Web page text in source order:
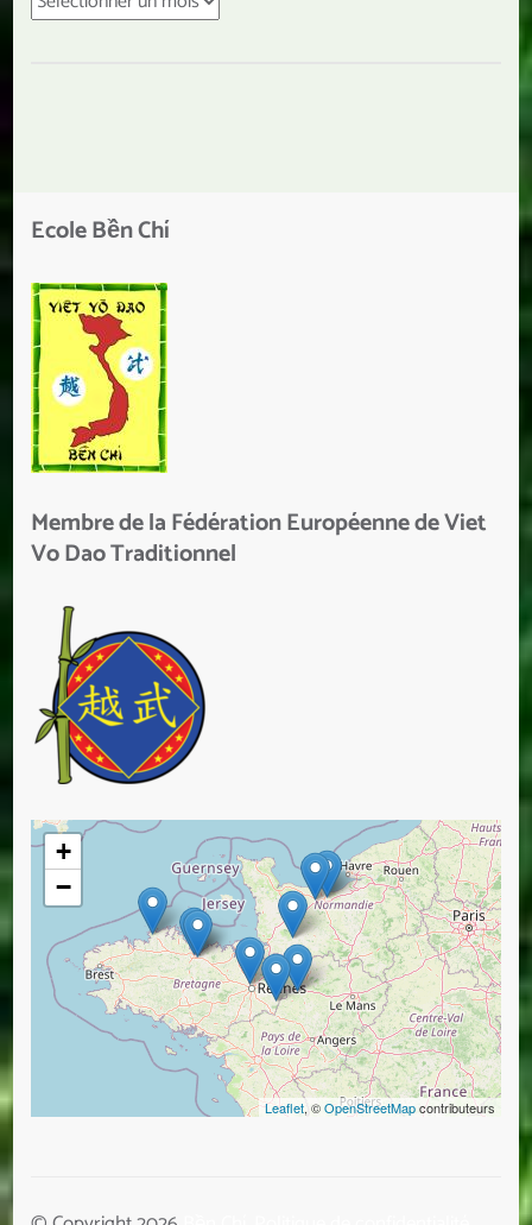
Ecole Bền Chí
Membre de la Fédération Européenne de Viet
Vo Dao Traditionnel
+
−
Leaflet, ©OpenStreetMapcontributeurs